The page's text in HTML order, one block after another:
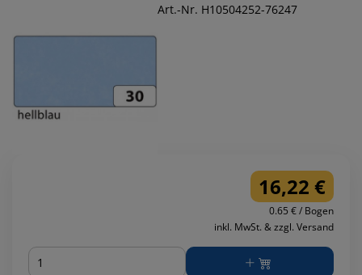
Art.-Nr. H10504252-76247
16,22 €
0.65 € / Bogen
inkl. MwSt. & zzgl. Versand
Menge